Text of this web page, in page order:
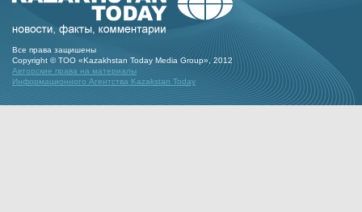
Все права защишены
Copyright © ТОО «Kazakhstan Today Media Group», 2012
Авторские права на материалы
Информационного Агентства Kazakstan Today